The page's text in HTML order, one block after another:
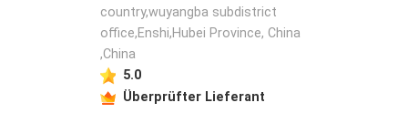
country,wuyangba subdistrict
office,Enshi,Hubei Province, China
,China
5.0
Überprüfter Lieferant